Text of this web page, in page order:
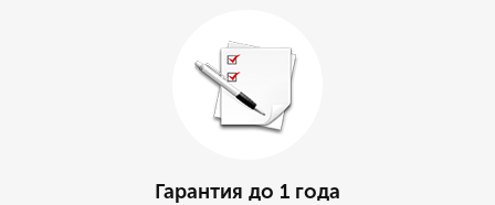
Гарантия до 1 года